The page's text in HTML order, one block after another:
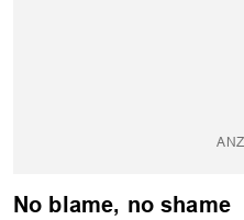
No blame, no shame